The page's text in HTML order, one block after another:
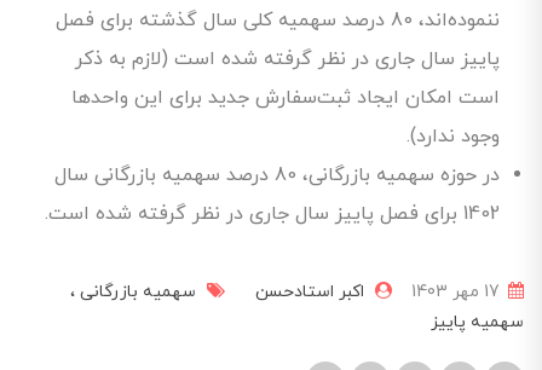
ننموده‌اند، 80 درصد سهمیه کلی سال گذشته برای فصل
پاییز سال جاری در نظر گرفته شده است (لازم به ذکر
است امکان ایجاد ثبت‌سفارش جدید برای این واحدها
وجود ندارد).
در حوزه سهمیه بازرگانی، 80 درصد سهمیه بازرگانی سال
1402 برای فصل پاییز سال جاری در نظر گرفته شده است.
17 مهر 1403 اکبر استادحسن
سهمیه بازرگانی
سهمیه پاییز